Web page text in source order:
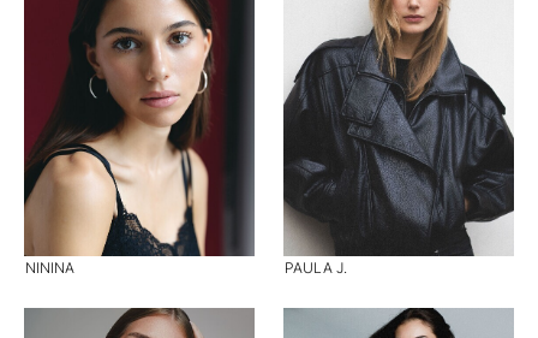
NININA PAULA J.